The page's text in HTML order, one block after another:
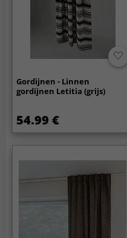
Gordijnen - Linnen
gordijnen Letitia (grijs)
54.99 €